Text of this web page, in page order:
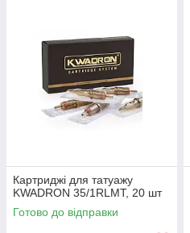
Картриджі для татуажу
KWADRON 35/1RLМT, 20 шт
Готово до відправки